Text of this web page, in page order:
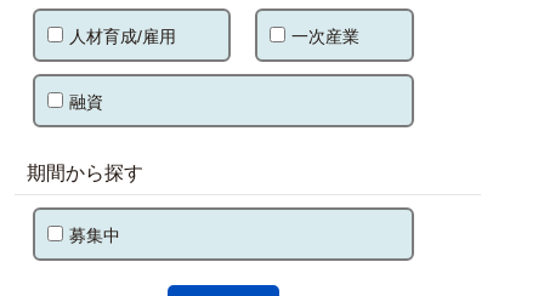
人材育成/雇用 一次産業
融資
期間から探す
募集中